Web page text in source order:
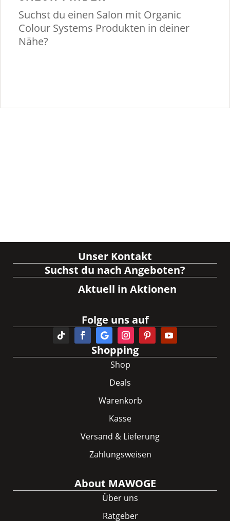
Suchst du einen Salon mit Organic
Colour Systems Produkten in deiner
Nähe?
Unser Kontakt
Suchst du nach Angeboten?
Aktuell in Aktionen
Folge uns auf
Shopping
Shop
Deals
Warenkorb
Kasse
Versand & Lieferung
Zahlungsweisen
About MAWOGE
Über uns
Ratgeber